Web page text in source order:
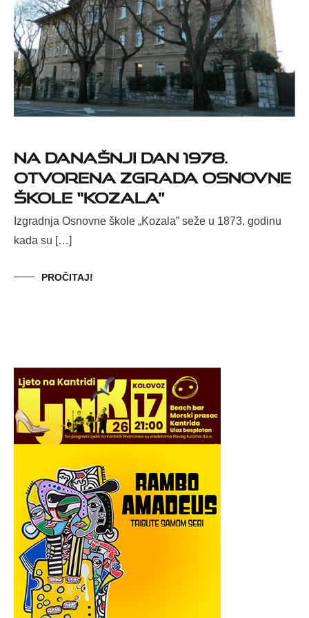
Na današnji dan 1978.
otvorena zgrada Osnovne
škole “Kozala”
Izgradnja Osnovne škole „Kozala” seže u 1873. godinu
kada su […]
PROČITAJ!